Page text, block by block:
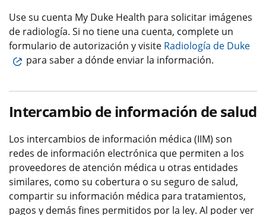
Use su cuenta My Duke Health para solicitar imágenes
de radiología. Si no tiene una cuenta, complete un
formulario de autorización y visite Radiología de Duke
para saber a dónde enviar la información.
Intercambio de información de salud
Los intercambios de información médica (IIM) son
redes de información electrónica que permiten a los
proveedores de atención médica u otras entidades
similares, como su cobertura o su seguro de salud,
compartir su información médica para tratamientos,
pagos y demás fines permitidos por la ley. Al poder ver